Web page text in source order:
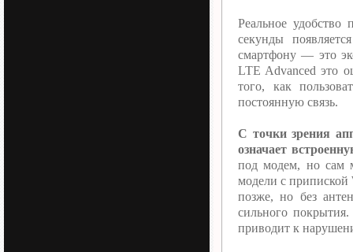
Реальное удобство
секунды
смартфону — это
LTE Advanced это
того, как
постоянную связь.
С точки зрения
означает
под модем, но сам
модели с
позже, но без
сильного
приводит к